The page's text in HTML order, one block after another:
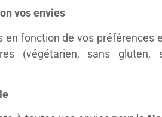
vos envies
en fonction de vos préférences
(végétarien, sans gluten,